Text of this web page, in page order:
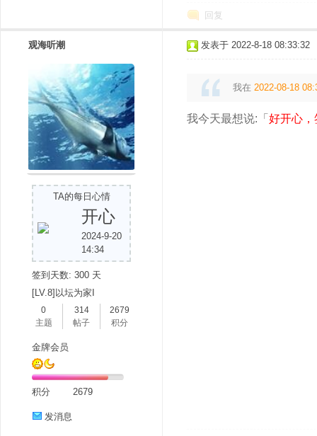
回复
观海听潮
TA的每日心情
开心
2024-9-20
14:34
签到天数: 300 天
[LV.8]以坛为家I
0
主题
314
帖子
2679
积分
金牌会员
积分 2679
发消息
发表于 2022-8-18 08:33:32
我在 2022-08-18
我今天最想说:「 好开心，